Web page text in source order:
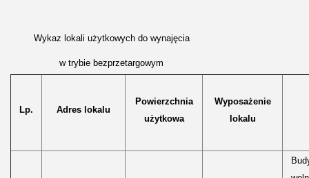
Wykaz lokali użytkowych do wynajęcia
w trybie bezprzetargowym
Lp. Adres lokalu
Powierzchnia
użytkowa
Wyposażenie
lokalu